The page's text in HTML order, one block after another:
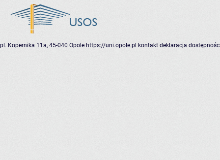
pl. Kopernika 11a, 45-040 Opole https://uni.opole.pl kontakt deklaracja